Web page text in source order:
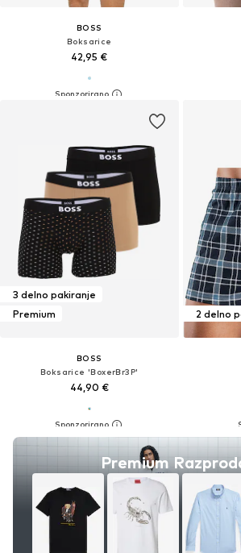
BOSS
Boksarice
42,95 €
3 delno pakiranje
Premium
BOSS
Boksarice 'BoxerBr3P'
44,90 €
Premium
2 delno